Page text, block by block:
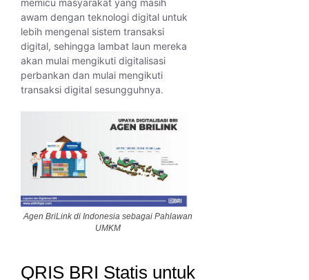
memicu masyarakat yang masih
awam dengan teknologi digital untuk
lebih mengenal sistem transaksi
digital, sehingga lambat laun mereka
akan mulai mengikuti digitalisasi
perbankan dan mulai mengikuti
transaksi digital sesungguhnya.
Agen BriLink di Indonesia sebagai Pahlawan
UMKM
QRIS BRI Statis untuk